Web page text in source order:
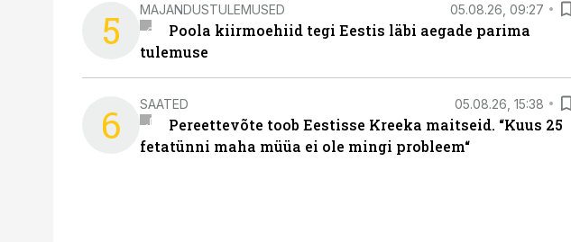
5 MAJANDUSTULEMUSED 05.08.26, 09:27
Poola kiirmoehiid tegi Eestis läbi aegade parima
tulemuse
6 SAATED 05.08.26, 15:38
Pereettevõte toob Eestisse Kreeka maitseid. “Kuus 25
fetatünni maha müüa ei ole mingi probleem“